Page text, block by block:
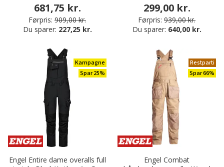
681,75 kr.
Førpris: 909,00 kr.
Du sparer: 227,25 kr.
299,00 kr.
Førpris: 939,00 kr.
Du sparer: 640,00 kr.
Kampagne
Spar 25%
Engel Entire dame overalls full
Restparti
Spar 66%
Engel Combat